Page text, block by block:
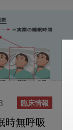
臨床情報
時無呼吸